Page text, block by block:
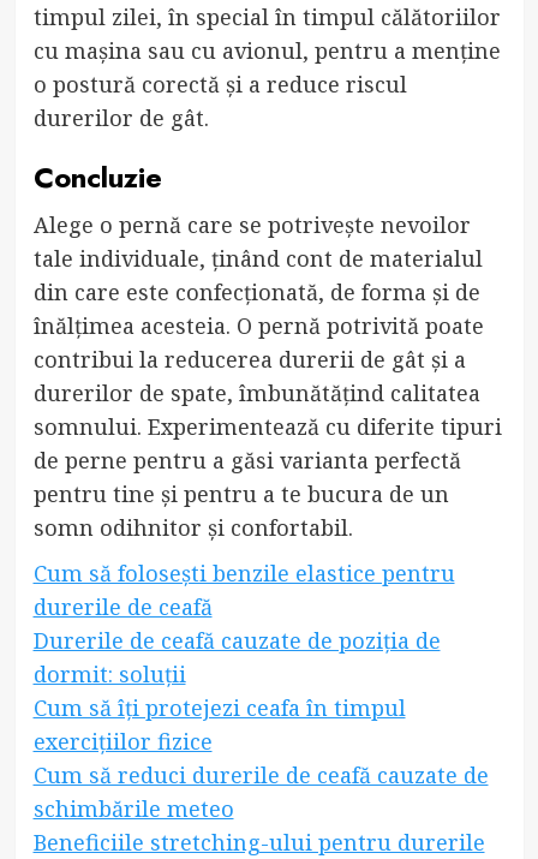
timpul zilei, în special în timpul călătoriilor
cu mașina sau cu avionul, pentru a menține
o postură corectă și a reduce riscul
durerilor de gât.
Concluzie
Alege o pernă care se potrivește nevoilor
tale individuale, ținând cont de materialul
din care este confecționată, de forma și de
înălțimea acesteia. O pernă potrivită poate
contribui la reducerea durerii de gât și a
durerilor de spate, îmbunătățind calitatea
somnului. Experimentează cu diferite tipuri
de perne pentru a găsi varianta perfectă
pentru tine și pentru a te bucura de un
somn odihnitor și confortabil.
Cum să folosești benzile elastice pentru
durerile de ceafă
Durerile de ceafă cauzate de poziția de
dormit: soluții
Cum să îți protejezi ceafa în timpul
exercițiilor fizice
Cum să reduci durerile de ceafă cauzate de
schimbările meteo
Beneficiile stretching-ului pentru durerile